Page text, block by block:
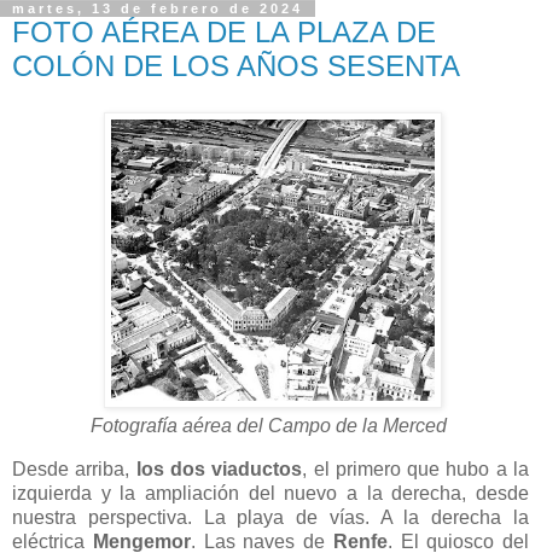
martes, 13 de febrero de 2024
FOTO AÉREA DE LA PLAZA DE
COLÓN DE LOS AÑOS SESENTA
Fotografía aérea del Campo de la Merced
Desde arriba, los dos viaductos, el primero que hubo a la
izquierda y la ampliación del nuevo a la derecha, desde
nuestra perspectiva. La playa de vías. A la derecha la
eléctrica
Mengemor. Las naves de Renfe. El quiosco del